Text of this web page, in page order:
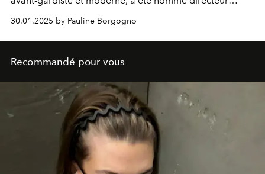
30.01.2025 by Pauline Borgogno
Recommandé pour vous